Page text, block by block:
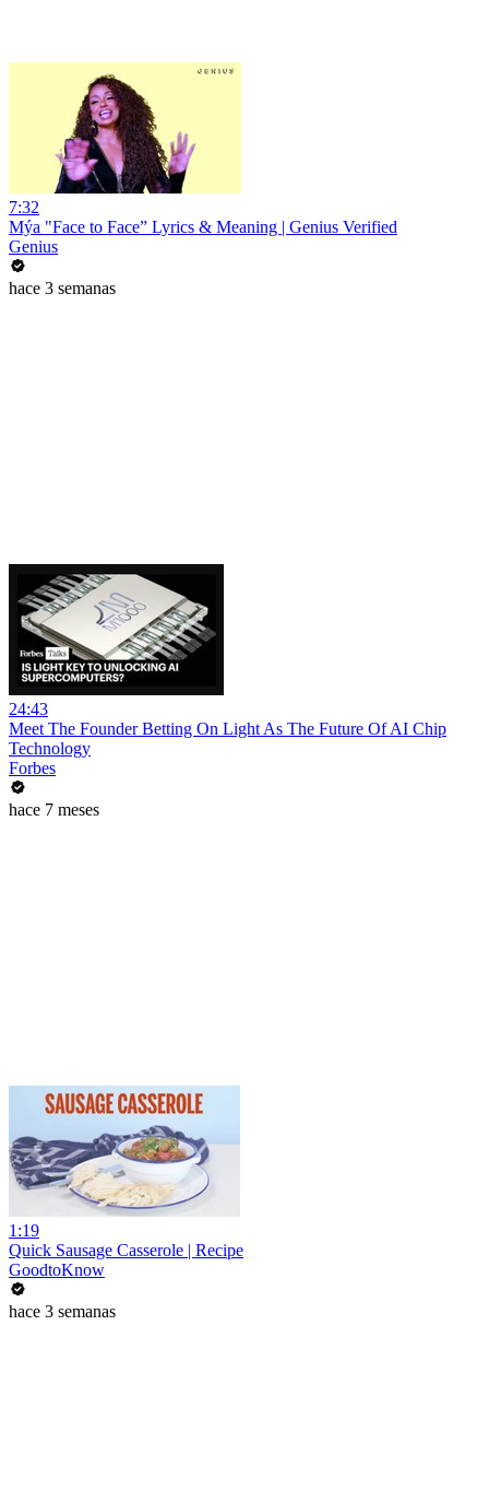
7:32
Mýa "Face to Face” Lyrics & Meaning | Genius Verified
Genius
hace 3 semanas
24:43
Meet The Founder Betting On Light As The Future Of AI Chip
Technology
Forbes
hace 7 meses
1:19
Quick Sausage Casserole | Recipe
GoodtoKnow
hace 3 semanas